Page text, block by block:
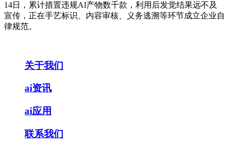
14日，累计措置违规AI产物数千款，利用后发觉结果远不及
宣传，正在手艺标识、内容审核、义务逃溯等环节成立企业自
律规范。
关于我们
ai资讯
ai应用
联系我们